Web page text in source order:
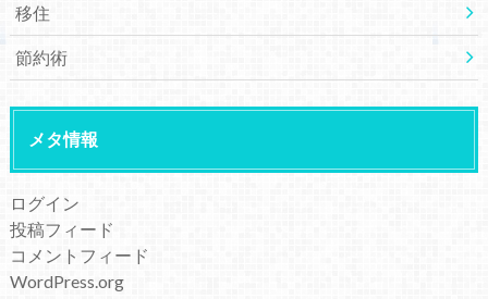
移住
節約術
メタ情報
ログイン
投稿フィード
コメントフィード
WordPress.org